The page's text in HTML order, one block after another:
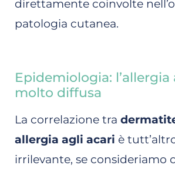
direttamente coinvolte
patologia cutanea.
Epidemiologia: l’allergia
molto diffusa
La correlazione tra
allergia agli acari è
irrilevante, se consideriamo